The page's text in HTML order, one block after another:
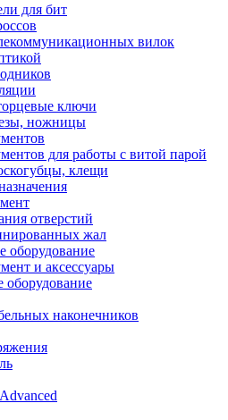
для бит
вилок
ключи
ножницы
для работы с витой парой
клещи
отверстий
жал
оборудование
и аксессуары
оборудование
наконечников